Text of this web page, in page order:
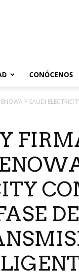
CONÓCENOS
Y SAUDI